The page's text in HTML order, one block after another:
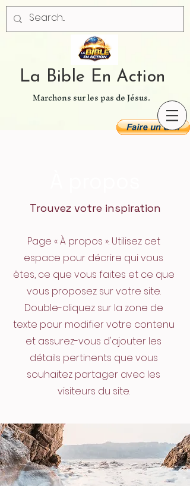
Marchons sur les pas de Jésus.
La Bible En Action
Trouvez votre inspiration
Page « À propos ». Utilisez cet
espace pour décrire qui vous
êtes, ce que vous faites et ce que
vous proposez sur votre site.
Double-cliquez sur la zone de
texte pour modifier votre contenu
et assurez-vous d'ajouter les
détails pertinents que vous
souhaitez partager avec les
visiteurs du site.